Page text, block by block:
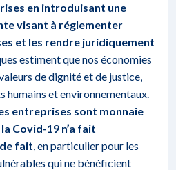
en introduisant une
visant à réglementer
et les rendre juridiquement
estiment que nos économies
de dignité et de justice,
humains et environnementaux.
entreprises sont monnaie
Covid-19 n’a fait
fait, en particulier pour les
qui ne bénéficient